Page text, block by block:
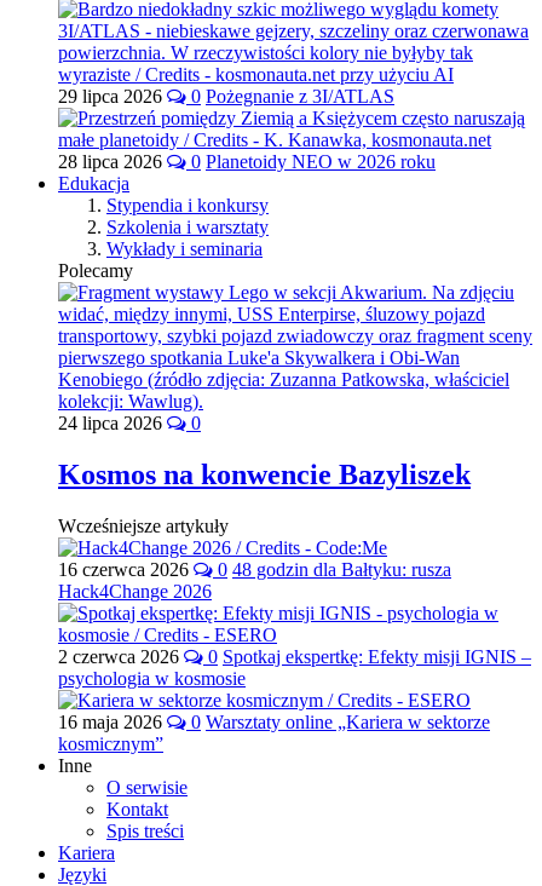
29 lipca 2026 0 Pożegnanie z 3I/ATLAS
28 lipca 2026 0 Planetoidy NEO w 2026 roku
Edukacja
Stypendia i konkursy
Szkolenia i warsztaty
Wykłady i seminaria
Polecamy
24 lipca 2026 0
Kosmos na konwencie Bazyliszek
Wcześniejsze artykuły
16 czerwca 2026 0 48 godzin dla Bałtyku: rusza
Hack4Change 2026
2 czerwca 2026 0 Spotkaj ekspertkę: Efekty misji IGNIS –
psychologia w kosmosie
16 maja 2026 0 Warsztaty online „Kariera w sektorze
kosmicznym”
Inne
O serwisie
Kontakt
Spis treści
Kariera
Języki